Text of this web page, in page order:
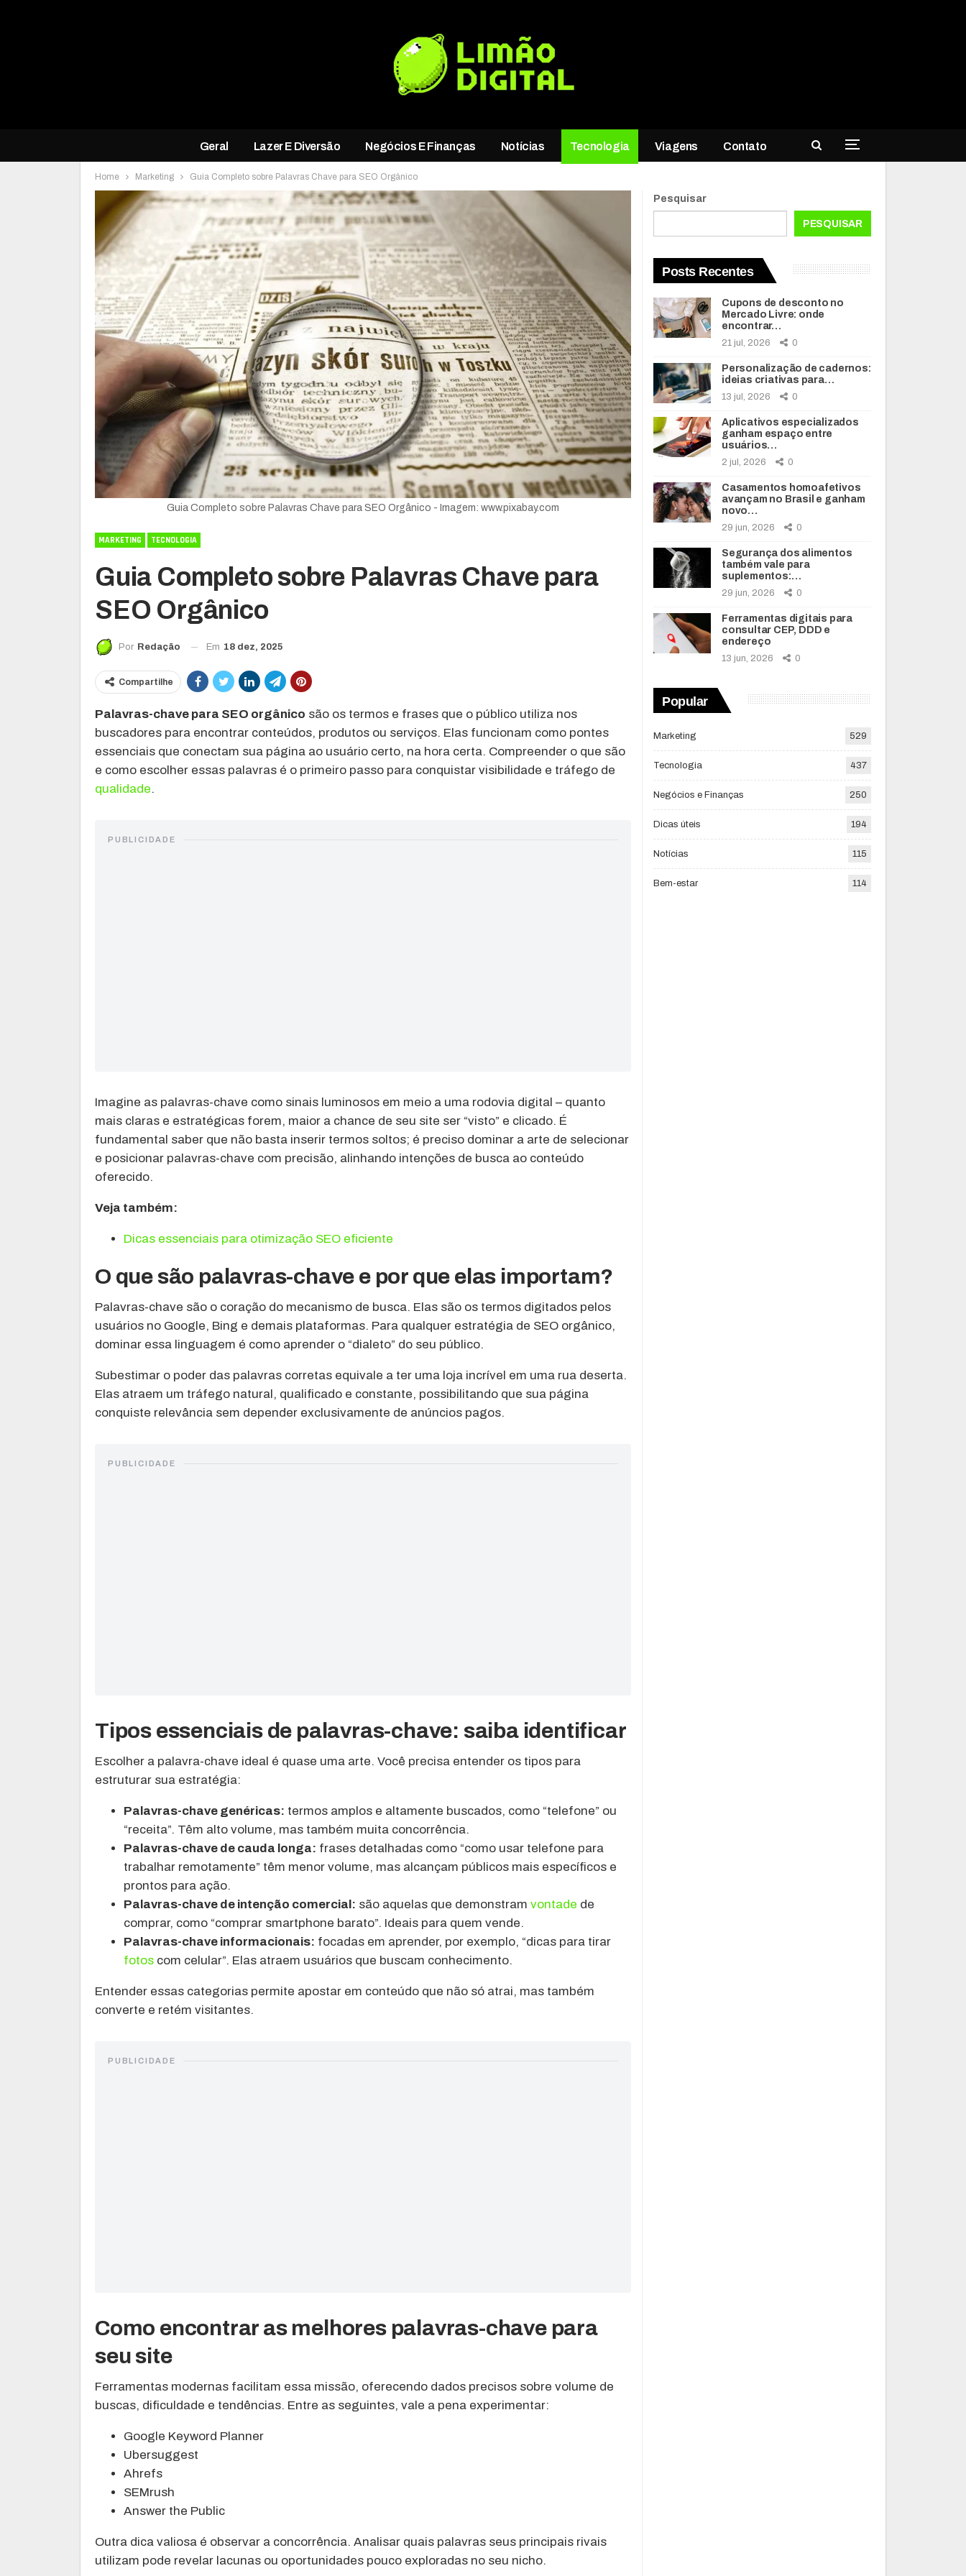
Geral Lazer E Diversão Negócios E Finanças Notícias Tecnologia Viagens Contato
Home Marketing Guia Completo sobre Palavras Chave para SEO Orgânico
Guia Completo sobre Palavras Chave para SEO Orgânico - Imagem: www.pixabay.com
MARKETING TECNOLOGIA
Guia Completo sobre Palavras Chave para
SEO Orgânico
Por Redação Em 18 dez, 2025
Compartilhe
Palavras-chave para SEO orgânico são os termos e frases que o público utiliza nos
buscadores para encontrar conteúdos, produtos ou serviços. Elas funcionam como pontes
essenciais que conectam sua página ao usuário certo, na hora certa. Compreender o que são
e como escolher essas palavras é o primeiro passo para conquistar visibilidade e tráfego de
qualidade.
PUBLICIDADE
Imagine as palavras-chave como sinais luminosos em meio a uma rodovia digital – quanto
mais claras e estratégicas forem, maior a chance de seu site ser “visto” e clicado. É
fundamental saber que não basta inserir termos soltos; é preciso dominar a arte de selecionar
e posicionar palavras-chave com precisão, alinhando intenções de busca ao conteúdo
oferecido.
Veja também:
Dicas essenciais para otimização SEO eficiente
O que são palavras-chave e por que elas importam?
Palavras-chave são o coração do mecanismo de busca. Elas são os termos digitados pelos
usuários no Google, Bing e demais plataformas. Para qualquer estratégia de SEO orgânico,
dominar essa linguagem é como aprender o “dialeto” do seu público.
Subestimar o poder das palavras corretas equivale a ter uma loja incrível em uma rua deserta.
Elas atraem um tráfego natural, qualificado e constante, possibilitando que sua página
conquiste relevância sem depender exclusivamente de anúncios pagos.
PUBLICIDADE
Tipos essenciais de palavras-chave: saiba identificar
Escolher a palavra-chave ideal é quase uma arte. Você precisa entender os tipos para
estruturar sua estratégia:
Palavras-chave genéricas: termos amplos e altamente buscados, como “telefone” ou
“receita”. Têm alto volume, mas também muita concorrência.
Palavras-chave de cauda longa: frases detalhadas como “como usar telefone para
trabalhar remotamente” têm menor volume, mas alcançam públicos mais específicos e
prontos para ação.
Palavras-chave de intenção comercial: são aquelas que demonstram vontade de
comprar, como “comprar smartphone barato”. Ideais para quem vende.
Palavras-chave informacionais: focadas em aprender, por exemplo, “dicas para tirar
fotos com celular”. Elas atraem usuários que buscam conhecimento.
Entender essas categorias permite apostar em conteúdo que não só atrai, mas também
converte e retém visitantes.
PUBLICIDADE
Como encontrar as melhores palavras-chave para
seu site
Ferramentas modernas facilitam essa missão, oferecendo dados precisos sobre volume de
buscas, dificuldade e tendências. Entre as seguintes, vale a pena experimentar:
Google Keyword Planner
Ubersuggest
Ahrefs
SEMrush
Answer the Public
Outra dica valiosa é observar a concorrência. Analisar quais palavras seus principais rivais
utilizam pode revelar lacunas ou oportunidades pouco exploradas no seu nicho.
Pesquisar
PESQUISAR
Posts Recentes
Cupons de desconto no
Mercado Livre: onde
encontrar…
21 jul, 2026 0
Personalização de cadernos:
ideias criativas para…
13 jul, 2026 0
Aplicativos especializados
ganham espaço entre
usuários…
2 jul, 2026 0
Casamentos homoafetivos
avançam no Brasil e ganham
novo…
29 jun, 2026 0
Segurança dos alimentos
também vale para
suplementos:…
29 jun, 2026 0
Ferramentas digitais para
consultar CEP, DDD e
endereço
13 jun, 2026 0
Popular
Marketing 529
Tecnologia 437
Negócios e Finanças 250
Dicas úteis 194
Notícias 115
Bem-estar 114